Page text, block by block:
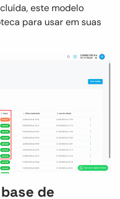
este modelo
para usar em suas
de